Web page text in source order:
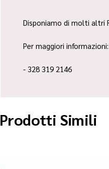
Disponiamo di molti altri
Per maggiori informazioni:
- 328 319 2146
Prodotti Simili